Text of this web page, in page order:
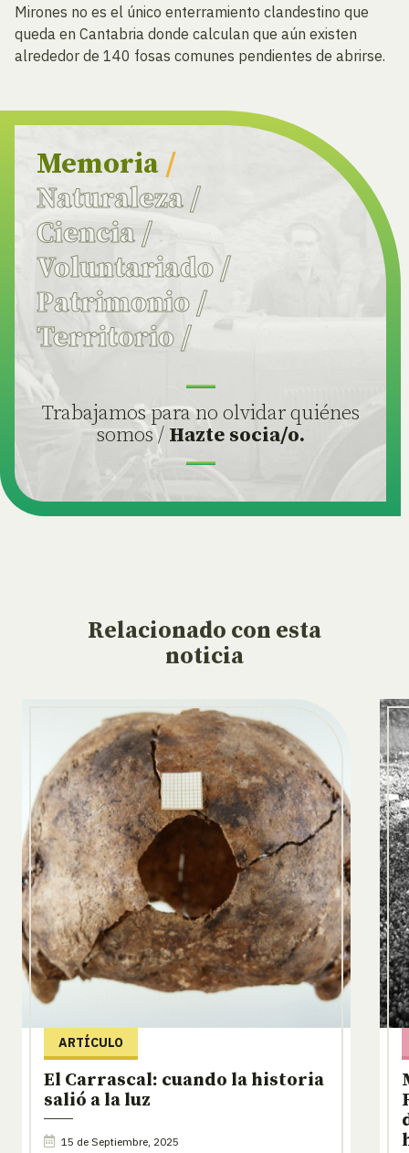
Mirones no es el único enterramiento clandestino que
queda en Cantabria donde calculan que aún existen
alrededor de 140 fosas comunes pendientes de abrirse.
Memoria /
Naturaleza /
Ciencia /
Voluntariado /
Patrimonio /
Territorio /
Trabajamos para no olvidar quiénes
somos / Hazte socia/o.
Relacionado con esta
noticia
ARTÍCULO
El Carrascal: cuando la historia
salió a la luz
15 de Septiembre, 2025